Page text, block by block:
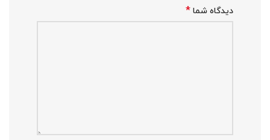
دیدگاه شما *